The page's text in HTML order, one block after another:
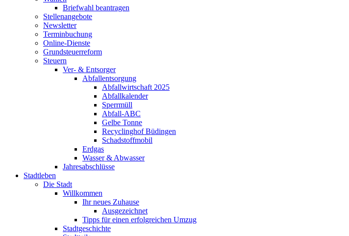
Briefwahl beantragen
Stellenangebote
Newsletter
Terminbuchung
Online-Dienste
Grundsteuerreform
Steuern
Ver- & Entsorger
Abfallentsorgung
Abfallwirtschaft 2025
Abfallkalender
Sperrmüll
Abfall-ABC
Gelbe Tonne
Recyclinghof Büdingen
Schadstoffmobil
Erdgas
Wasser & Abwasser
Jahresabschlüsse
Stadtleben
Die Stadt
Willkommen
Ihr neues Zuhause
Ausgezeichnet
Tipps für einen erfolgreichen Umzug
Stadtgeschichte